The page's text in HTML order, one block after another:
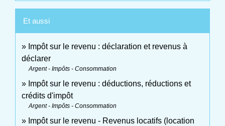
Et aussi
Impôt sur le revenu : déclaration et revenus à
déclarer
Argent - Impôts - Consommation
Impôt sur le revenu : déductions, réductions et
crédits d'impôt
Argent - Impôts - Consommation
Impôt sur le revenu - Revenus locatifs (location